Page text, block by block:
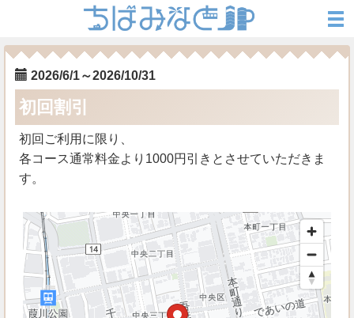
2026/6/1～2026/10/31
初回割引
初回ご利用に限り、
各コース通常料金より1000円引きとさせていただきま
す。